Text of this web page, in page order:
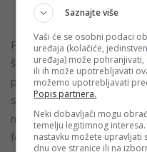
zdravlja ljudi”, rekao je
Podsjetimo, radnici
štrajk, tvrdeći da
postignut sa
su ušli u izvršenje
napusti sporno
februara. Iz “Čistoća” su
Saznajte više
Vaši će se osobni podaci
uređaja (kolačiće,
uređaja) može
ili ih može upotrebljavati
možemo upotrebljavati
Popis partnera.
Neki dobavljači mogu
temelju legitimnog
nastavku možete upravljati
dnu ove stranice ili na